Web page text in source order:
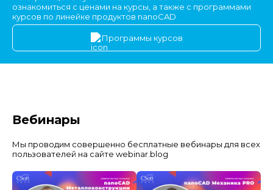
ознакомиться с ценами на курсы, а также с программами
курсов по линейке продуктов nanoCAD
Программы курсов
Вебинары
Мы проводим совершенно бесплатные вебинары для всех
пользователей на сайте webinar.blog